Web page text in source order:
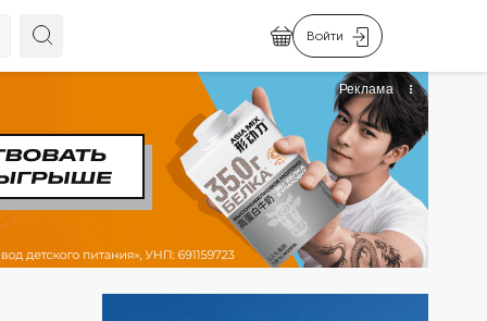
Войти